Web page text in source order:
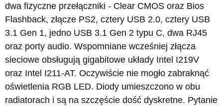
dwa fizyczne przełączniki - Clear CMOS oraz Bios
Flashback, złącze PS2, cztery USB 2.0, cztery USB
3.1 Gen 1, jedno USB 3.1 Gen 2 typu C, dwa RJ45
oraz porty audio. Wspomniane wcześniej złącza
sieciowe obsługują gigabitowe układy Intel I219V
oraz Intel I211-AT. Oczywiście nie mogło zabraknąć
oświetlenia RGB LED. Diody umieszczono w obu
radiatorach i są na szczęście dość dyskretne. Pytanie